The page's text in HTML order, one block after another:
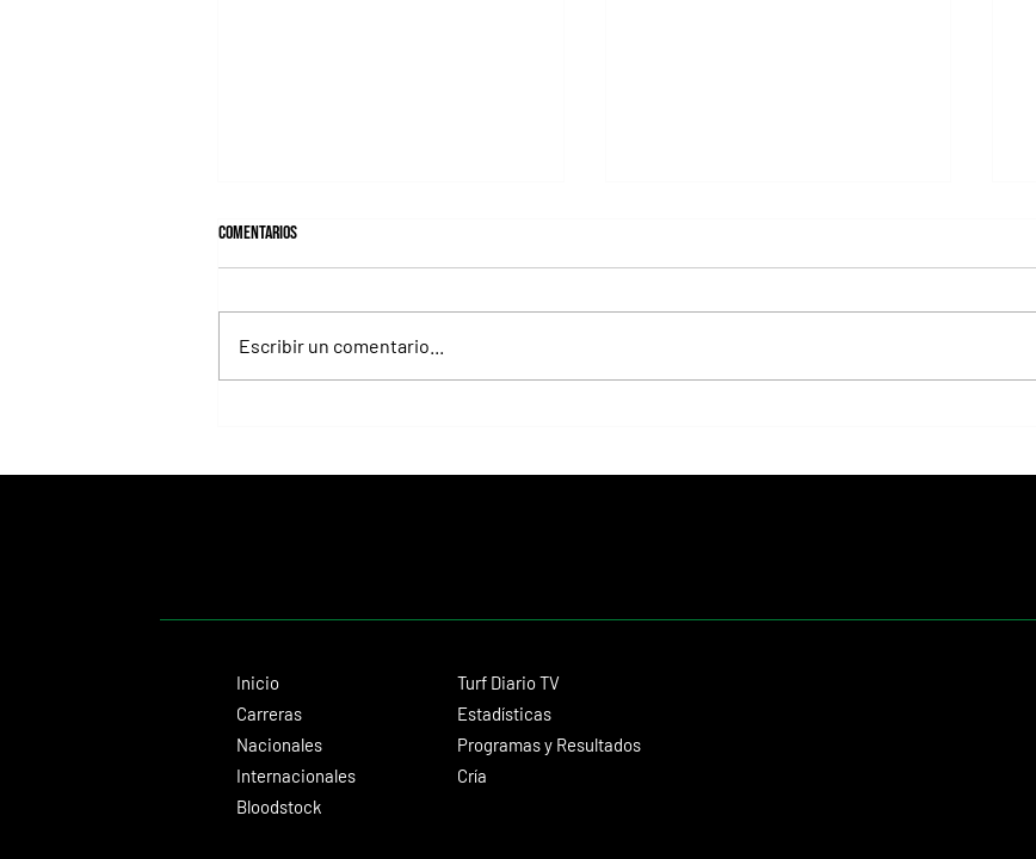
Comentarios
Escribir un comentario...
Inicio
Carreras
Nacionales
Internacionales
Bloodstock
Turf Diario TV
Estadísticas
Programas y Resultados
Cría